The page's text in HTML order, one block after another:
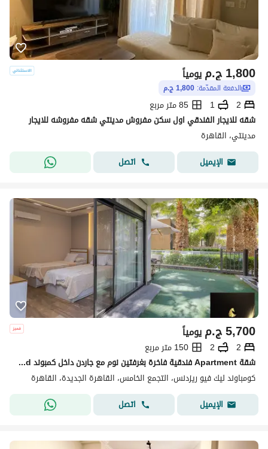
ج.م1,800 يومياً
الدفعة المقدّمة: 1,800 ج.م
2
1
85 متر مربع
شقه للايجار الفندقي اول سكن مفروش مدينتي شقه مفروشه للايجار
مدينتي، القاهرة
الإيميل
اتصل
ج.م5,700 يومياً
2
2
150 متر مربع
شقة Apartment فندقية فاخرة بغرفتين نوم مع جاردن داخل كمبوند Compound ليك فيو Lake View Compound – التجمع الخامس Fifth Settlement| خدمات فندقية شاملة
كومباوند ليك فيو ريزدنس، التجمع الخامس، القاهرة الجديدة، القاهرة
الإيميل
اتصل